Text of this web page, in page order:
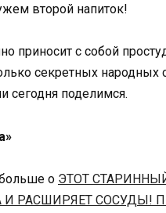
второй напиток!
приносит с собой
секретных
сегодня поделимся.
больше о ЭТОТ
И РАСШИРЯЕТ СОСУДЫ!